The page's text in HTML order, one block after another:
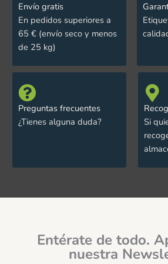
Envío gratis
En pedidos superiores a
65 € (envío seco y menos
de 25 kg)
Preguntas frecuentes
¿Tienes alguna duda?
Si
Entérate de todo.
nuestra